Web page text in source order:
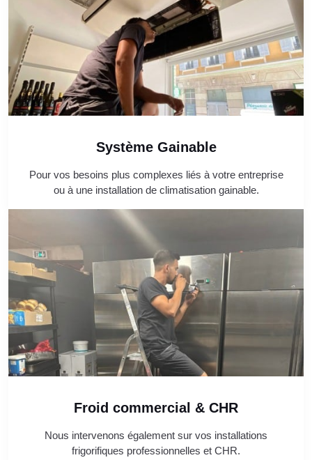
Système Gainable
Pour vos besoins plus complexes liés à votre entreprise
ou à une installation de climatisation gainable.
Froid commercial & CHR
Nous intervenons également sur vos installations
frigorifiques professionnelles et CHR.